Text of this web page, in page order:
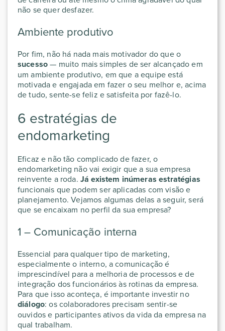
não se quer desfazer.
Ambiente produtivo
Por fim, não há nada mais motivador do que o
sucesso— muito mais simples de ser alcançado em
um ambiente produtivo, em que a equipe está
motivada e engajada em fazer o seu melhor e, acima
de tudo, sente-se feliz e satisfeita por fazê-lo.
6 estratégias de
endomarketing
Eficaz e não tão complicado de fazer, o
endomarketing não vai exigir que a sua empresa
reinvente a roda. Já existem inúmeras estratégias
funcionais que podem ser aplicadas com visão e
planejamento. Vejamos algumas delas a seguir, será
que se encaixam no perfil da sua empresa?
1 – Comunicação interna
Essencial para qualquer tipo de marketing,
especialmente o interno, a comunicação é
imprescindível para a melhoria de processos e de
integração dos funcionários às rotinas da empresa.
Para que isso aconteça, é importante investir no
diálogo: os colaboradores precisam sentir-se
ouvidos e participantes ativos da vida da empresa na
qual trabalham.